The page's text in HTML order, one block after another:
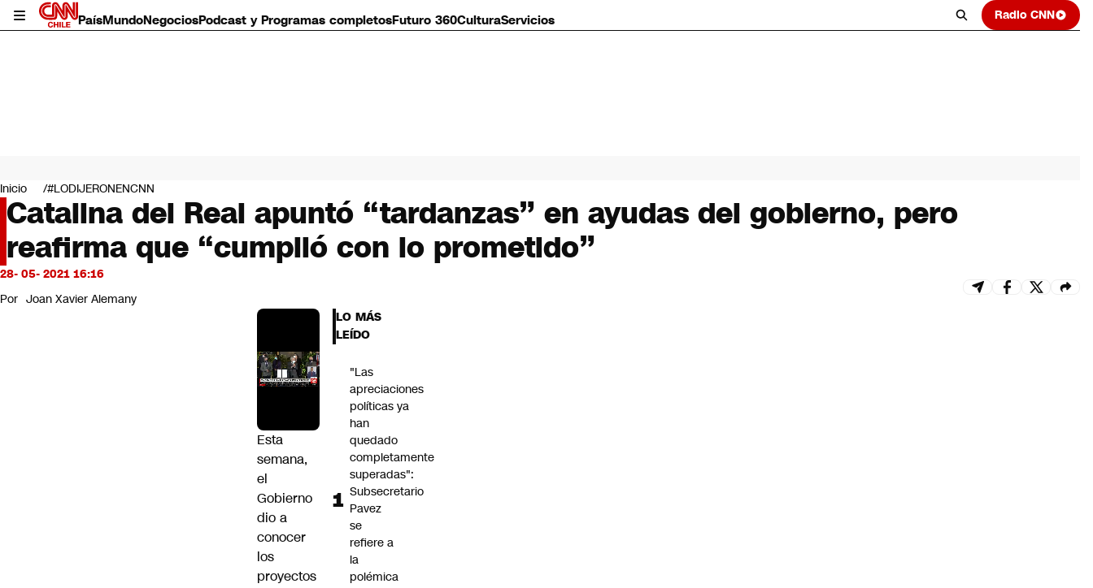
PaísMundoNegociosPodcast y Programas completosFuturo 360CulturaServicios Radio CNN
Mundo
Negocios
Deportes
Programas completos
Cultura
Servicios
Bits
CNN Data
Inicio #LODIJERONENCNN
Catalina del Real apuntó “tardanzas” en ayudas del gobierno, pero
reafirma que “cumplió con lo prometido”
28- 05- 2021 16:16
Por Joan Xavier Alemany
Esta
semana,
el
Gobierno
dio a
conocer
los
proyectos
LO MÁS
LEÍDO
"Las
apreciaciones
políticas ya
han
quedado
completamente
superadas":
Subsecretario
Pavez
se
refiere a
la
polémica